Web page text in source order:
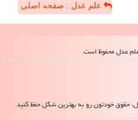
علم عدل : صفحه اصلی
حقوق خودتون رو به بهترین شکل حفظ کنید